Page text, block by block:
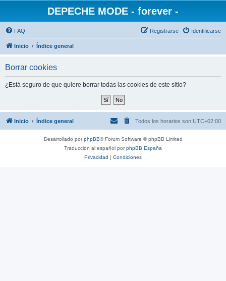
DEPECHE MODE - forever -
FAQ Identificarse
Registrarse
Inicio Índice general
Borrar cookies
¿Está seguro de que quiere borrar todas las cookies de este sitio?
Inicio Índice general Todos los horarios son UTC+02:00
Desarrollado porphpBB® Forum Software © phpBB Limited
Traducción al español porphpBB España
Privacidad | Condiciones